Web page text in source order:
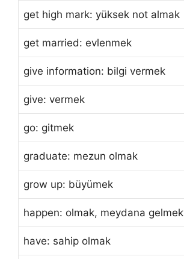
get high mark: yüksek not almak
get married: evlenmek
give information: bilgi vermek
give: vermek
go: gitmek
graduate: mezun olmak
grow up: büyümek
happen: olmak, meydana gelmek
have: sahip olmak